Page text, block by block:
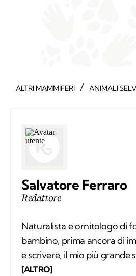
ALTRI MAMMIFERI / ANIMALI
Salvatore Ferraro
Redattore
Naturalista e ornitologo di
bambino, prima ancora di
e scrivere, il mio più grande
stato quello di conoscere
[ALTRO]